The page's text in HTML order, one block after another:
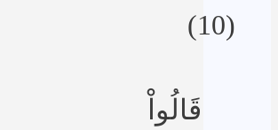
(10)
قَالُواْ